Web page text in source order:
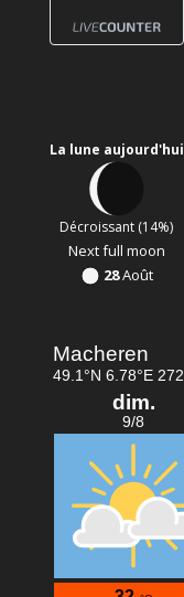
La lune aujourd'hui
Décroissant (14%)
Next full moon
28Août